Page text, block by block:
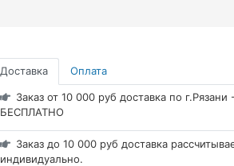
Доставка Оплата
Заказ от 10 000 руб доставка по г.Рязани -
БЕСПЛАТНО
Заказ до 10 000 руб доставка
индивидуально.